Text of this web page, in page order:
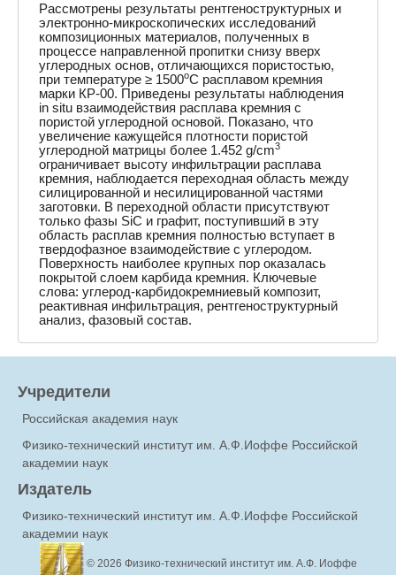
Рассмотрены результаты рентгеноструктурных и
электронно-микроскопических исследований
композиционных материалов, полученных в
процессе направленной пропитки снизу вверх
углеродных основ, отличающихся пористостью,
при температуре ≥ 1500oС расплавом кремния
марки КР-00. Приведены результаты наблюдения
in situ взаимодействия расплава кремния с
пористой углеродной основой. Показано, что
увеличение кажущейся плотности пористой
углеродной матрицы более 1.452 g/cm3
ограничивает высоту инфильтрации расплава
кремния, наблюдается переходная область между
силицированной и несилицированной частями
заготовки. В переходной области присутствуют
только фазы SiC и графит, поступивший в эту
область расплав кремния полностью вступает в
твердофазное взаимодействие с углеродом.
Поверхность наиболее крупных пор оказалась
покрытой слоем карбида кремния. Ключевые
слова: углерод-карбидокремниевый композит,
реактивная инфильтрация, рентгеноструктурный
анализ, фазовый состав.
Учредители
Российская академия наук
Физико-технический институт им. А.Ф.Иоффе Российской
академии наук
Издатель
Физико-технический институт им. А.Ф.Иоффе Российской
академии наук
© 2026 Физико-технический институт им. А.Ф. Иоффе